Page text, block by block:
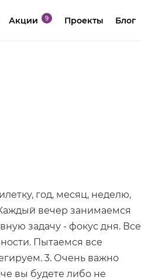
Акции Проекты Блог
год, месяц, неделю,
вечер занимаемся
задачу - фокус дня. Все
Пытаемся все
3. Очень важно
вы будете либо не